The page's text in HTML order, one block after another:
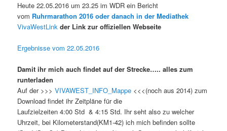
Heute 22.05.2016 um 23.25 im WDR ein Bericht
vom Ruhrmarathon 2016 oder danach in der Mediathek
VivaWestLink der Link zur offiziellen Webseite
Ergebnisse vom 22.05.2016
Damit ihr mich auch findet auf der Strecke….. alles zum
runterladen
Auf der >>>VIVAWEST_INFO_Mappe <<<(noch aus 2014) zum
Download findet ihr Zeitpläne für die
Laufzielzeiten 4:00 Std & 4:15 Std. Ihr seht also zu welcher
Uhrzeit, bei Kilometerstand(KM1-42) ich mich befinden sollte